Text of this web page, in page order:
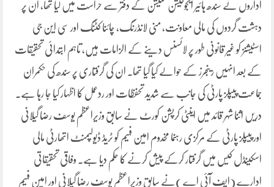
اداروں نے سندھ ہائیر ایجوکیشن کمیشن کے دفتر سے حراست میں لیا تھا، ان پر
دہشت گردوں کی مالی معاونت، منی لانڈرنگ، چائنا کٹنگ اور سی این جی
اسٹیشنز کو غیر قانونی طور پر لائسنس دینے کے الزامات ہیں، تاہم ابتدائی تحقیقات
کے بعد انہیں رینجرز کے حوالے کیا گیا تھا۔ ان کی گرفتاری پر سندھ کی حکمران
جماعت پیپلز پارٹی کی جانب سے شدید تحفظات اور ردعمل کا اظہار کیا جا رہا ہے۔
دریں اثنا شہر قائد میں اینٹی کرپشن کورٹ نے سابق وزیراعظم یوسف رضا گیلانی
اور پیپلز پارٹی کے مرکزی رہنما مخدوم امین فہیم کو ٹریڈ ڈیولپمنٹ اتھارٹی مالی
اسکینڈل کیس میں گرفتار کرکے پیش کرنے کا حکم دیا ہے۔ وفاقی تحقیقاتی
ادارے (ایف آئی اے )نے سابق وزیراعظم یوسف رضا گیلانی اور امین فہیم